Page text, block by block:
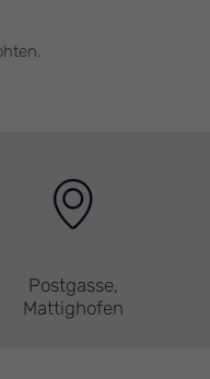
Postgasse,
Mattighofen